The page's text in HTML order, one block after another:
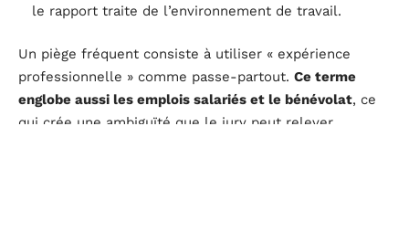
le rapport traite de l’environnement de travail.
Un piège fréquent consiste à utiliser « expérience
professionnelle » comme passe-partout. Ce terme
englobe aussi les emplois salariés et le bénévolat, ce
qui crée une ambiguïté que le jury peut relever.